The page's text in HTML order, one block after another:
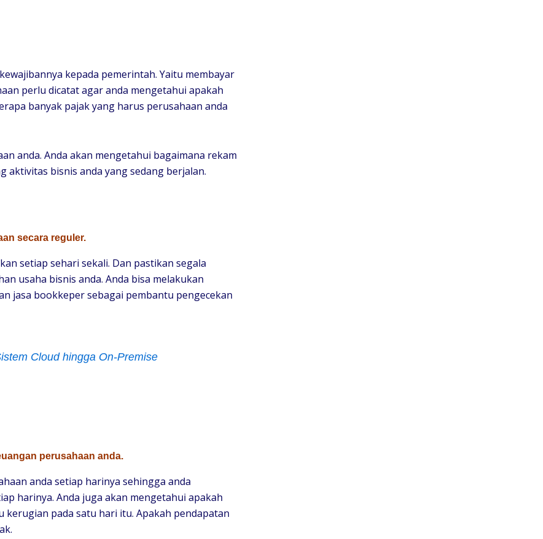
kepada pemerintah. Yaitu membayar
perlu dicatat agar anda mengetahui apakah
banyak pajak yang harus perusahaan anda
anda. Anda akan mengetahui bagaimana rekam
bisnis anda yang sedang berjalan.
secara reguler.
setiap sehari sekali. Dan pastikan segala
usaha bisnis anda. Anda bisa melakukan
jasa bookkeper sebagai pembantu pengecekan
Cloud hingga On-Premise
perusahaan anda.
anda setiap harinya sehingga anda
harinya. Anda juga akan mengetahui apakah
pada satu hari itu. Apakah pendapatan